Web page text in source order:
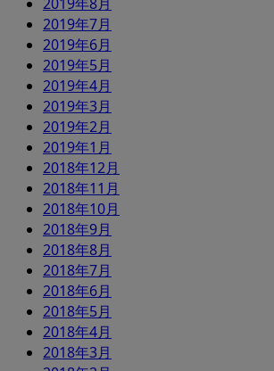
2019年7月
2019年6月
2019年5月
2019年4月
2019年3月
2019年2月
2019年1月
2018年12月
2018年11月
2018年10月
2018年9月
2018年8月
2018年7月
2018年6月
2018年5月
2018年4月
2018年3月